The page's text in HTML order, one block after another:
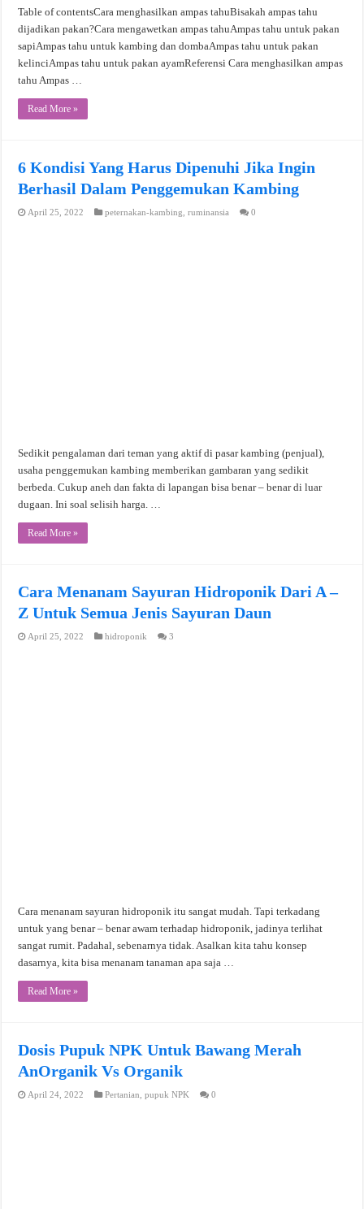
Table of contentsCara menghasilkan ampas tahuBisakah ampas tahu
dijadikan pakan?Cara mengawetkan ampas tahuAmpas tahu untuk pakan
sapiAmpas tahu untuk kambing dan dombaAmpas tahu untuk pakan
kelinciAmpas tahu untuk pakan ayamReferensi Cara menghasilkan ampas
tahu Ampas …
Read More »
6 Kondisi Yang Harus Dipenuhi Jika Ingin
Berhasil Dalam Penggemukan Kambing
April 25, 2022 peternakan-kambing ,ruminansia 0
Sedikit pengalaman dari teman yang aktif di pasar kambing (penjual),
usaha penggemukan kambing memberikan gambaran yang sedikit
berbeda. Cukup aneh dan fakta di lapangan bisa benar – benar di luar
dugaan. Ini soal selisih harga. …
Read More »
Cara Menanam Sayuran Hidroponik Dari A –
Z Untuk Semua Jenis Sayuran Daun
April 25, 2022 hidroponik 3
Cara menanam sayuran hidroponik itu sangat mudah. Tapi terkadang
untuk yang benar – benar awam terhadap hidroponik, jadinya terlihat
sangat rumit. Padahal, sebenarnya tidak. Asalkan kita tahu konsep
dasarnya, kita bisa menanam tanaman apa saja …
Read More »
Dosis Pupuk NPK Untuk Bawang Merah
AnOrganik Vs Organik
April 24, 2022 Pertanian ,pupuk NPK 0